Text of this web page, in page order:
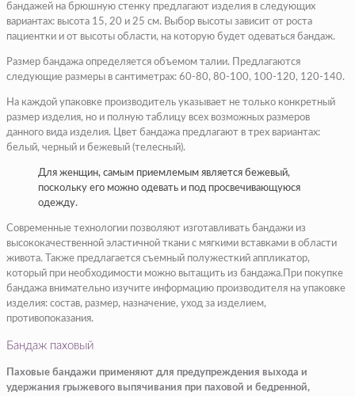
бандажей на брюшную стенку предлагают изделия в следующих
вариантах: высота 15, 20 и 25 см. Выбор высоты зависит от роста
пациентки и от высоты области, на которую будет одеваться бандаж.
Размер бандажа определяется объемом талии. Предлагаются
следующие размеры в сантиметрах: 60-80, 80-100, 100-120, 120-140.
На каждой упаковке производитель указывает не только конкретный
размер изделия, но и полную таблицу всех возможных размеров
данного вида изделия. Цвет бандажа предлагают в трех вариантах:
белый, черный и бежевый (телесный).
Для женщин, самым приемлемым является бежевый,
поскольку его можно одевать и под просвечивающуюся
одежду.
Современные технологии позволяют изготавливать бандажи из
высококачественной эластичной ткани с мягкими вставками в области
живота. Также предлагается съемный полужесткий аппликатор,
который при необходимости можно вытащить из бандажа.При покупке
бандажа внимательно изучите информацию производителя на упаковке
изделия: состав, размер, назначение, уход за изделием,
противопоказания.
Бандаж паховый
Паховые бандажи применяют для предупреждения выхода и
удержания грыжевого выпячивания при паховой и бедренной,